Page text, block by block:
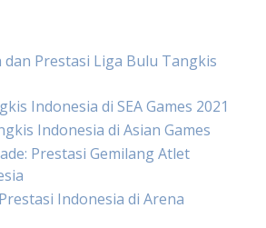
Prestasi Liga Bulu Tangkis
Indonesia di SEA Games 2021
Indonesia di Asian Games
Prestasi Gemilang Atlet
Indonesia di Arena